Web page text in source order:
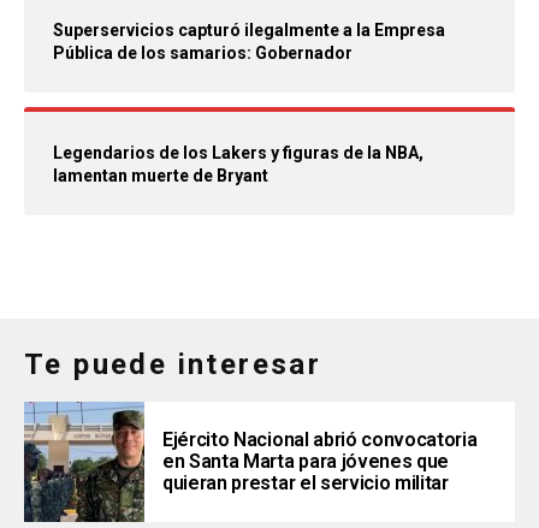
Superservicios capturó ilegalmente a la Empresa
Pública de los samarios: Gobernador
Legendarios de los Lakers y figuras de la NBA,
lamentan muerte de Bryant
Te puede interesar
Ejército Nacional abrió convocatoria
en Santa Marta para jóvenes que
quieran prestar el servicio militar